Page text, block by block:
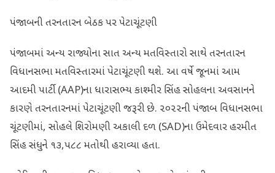
પંજાબની તરનતારન બેઠક પર પેટાચૂંટણી
પંજાબમાં અન્ય રાજ્યોના સાત અન્ય મતવિસ્તારો સાથે તરનતારન
વિધાનસભા મતવિસ્તારમાં પેટાચૂંટણી થશે. આ વર્ષે જૂનમાં આમ
આદમી પાર્ટી (AAP)ના ધારાસભ્ય કાશ્મીર સિંહ સોહલના અવસાનને
કારણે તરનતારનમાં પેટાચૂંટણી જરૂરી છે. ૨૦૨૨ની પંજાબ વિધાનસભા
ચૂંટણીમાં, સોહલે શિરોમણી અકાલી દળ (SAD)ના ઉમેદવાર હરમીત
સિંહ સંધુને ૧૩,૫૮૮ મતોથી હરાવ્યા હતા.